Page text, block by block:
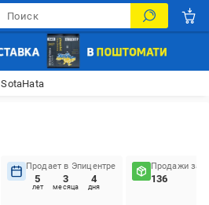
SotaHata
Продает в Эпицентре
5
лет
3
месяца
4
дня
Продажи за
136